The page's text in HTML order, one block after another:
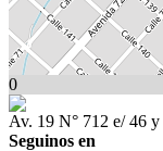
0
Av. 19 N° 712 e/ 46 y
Seguinos en